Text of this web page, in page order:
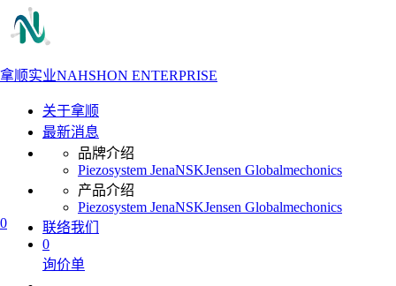
拿顺实业NAHSHON ENTERPRISE
0
关于拿顺
最新消息
品牌介绍
Piezosystem JenaNSKJensen Globalmechonics
产品介绍
Piezosystem JenaNSKJensen Globalmechonics
联络我们
0
询价单